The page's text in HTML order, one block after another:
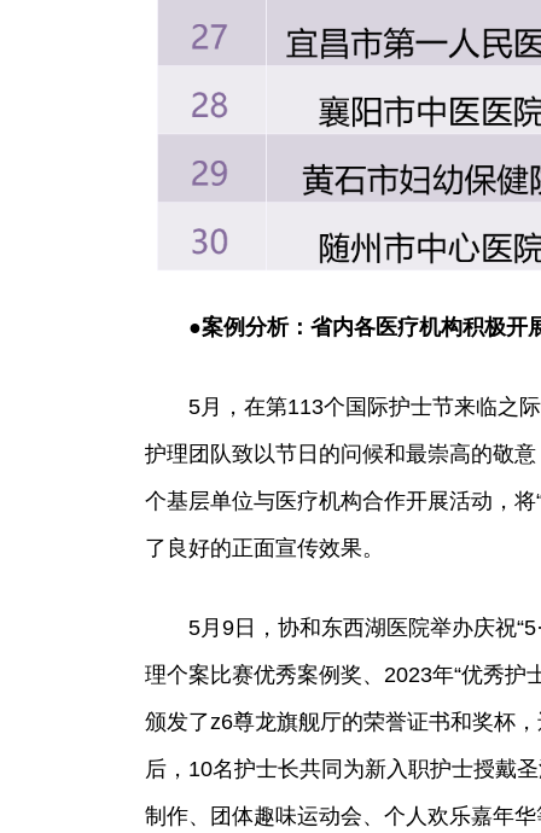
●案例分析：省内各医疗机构积极开
5月，在第113个国际护士节来临之
护理团队致以节日的问候和最崇高的敬
个基层单位与医疗机构合作开展活动，
了良好的正面宣传效果。
5月9日，协和东西湖医院举办庆祝
理个案比赛优秀案例奖、2023年“优秀护
颁发了z6尊龙旗舰厅的荣誉证书和奖杯
后，10名护士长共同为新入职护士授戴
制作、团体趣味运动会、个人欢乐嘉年